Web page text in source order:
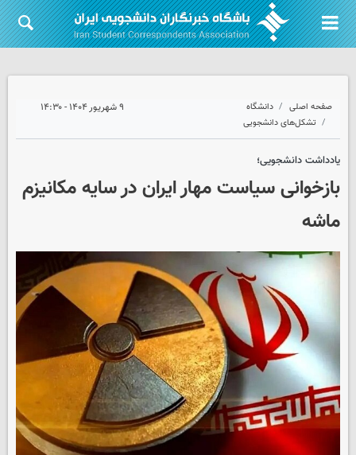
صفحه اصلی
دانشگاه
تشکل‌های دانشجویی
۹ شهریور ۱۴۰۴ - ۱۴:۳۰
یادداشت دانشجویی؛
بازخوانی سیاست مهار ایران در سایه مکانیزم
ماشه